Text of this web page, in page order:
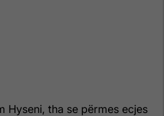
Hyseni, tha se përmes ecjes